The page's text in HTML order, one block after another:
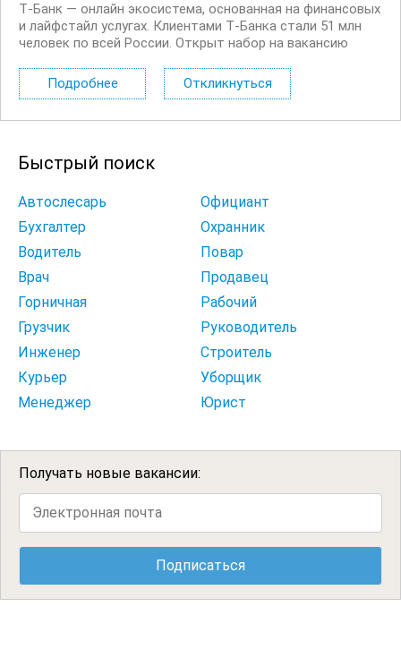
Т‑Банк — онлайн экосистема, основанная на финансовых
и лайфстайл услугах. Клиентами Т‑Банка стали 51 млн
человек по всей России. Открыт набор на вакансию
будете делать: Консультировать клиентов по
депозитным продуктам на входящих звонках...
Подробнее Откликнуться
Быстрый поиск
Автослесарь
Официант
Бухгалтер
Охранник
Водитель
Повар
Врач
Продавец
Горничная
Рабочий
Грузчик
Руководитель
Инженер
Строитель
Курьер
Уборщик
Менеджер
Юрист
Получать новые вакансии: